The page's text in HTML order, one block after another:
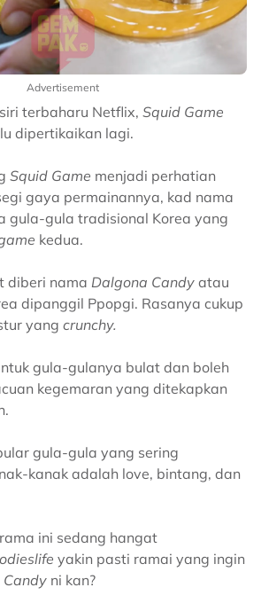
Advertisement
terbaharu Netflix, Squid Game
dipertikaikan lagi.
Squid Game menjadi perhatian
gaya permainannya, kad nama
gula-gula tradisional Korea yang
kedua.
diberi nama Dalgona Candy atau
dipanggil Ppopgi. Rasanya cukup
yang crunchy.
gula-gulanya bulat dan boleh
kegemaran yang ditekapkan
gula-gula yang sering
kanak adalah love, bintang, dan
ini sedang hangat
yakin pasti ramai yang ingin
ni kan?